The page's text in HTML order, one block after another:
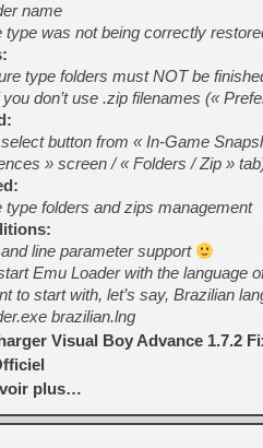
name
type was not being correctly
type folders must NOT be
don’t use .zip filenames («
button from « In-Game
» screen / « Folders / Zip »
type folders and zips management
line parameter support
Emu Loader with the language
to start with, let’s say, Brazilian
brazilian.lng
Visual Boy Advance 1.7.2
plus…